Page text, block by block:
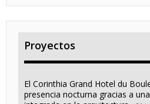
Proyectos
El Corinthia Grand Hotel du
presencia nocturna gracias a